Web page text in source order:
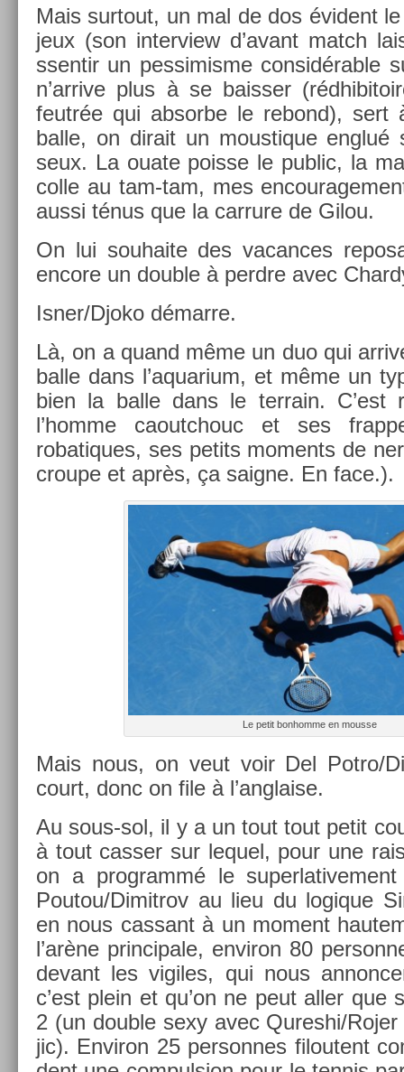
Mais sur­tout, un mal de dos évident
jeux (son in­ter­view d’avant match
ssen­tir un pes­simis­me con­sidér­able
n’ar­rive plus à se baiss­er
feutrée qui ab­sor­be le re­bond), sert
balle, on di­rait un mous­tique
seux. La ouate pois­se le pub­lic, la
colle au tam-tam, mes
aussi ténus que la car­rure de Gilou.
On lui souhaite des vacan­ces
en­core un doub­le à per­dre avec
Isner/Djoko démarre.
Là, on a quand même un duo qui
balle dans l’aquarium, et même un
bien la balle dans le ter­rain. C’est
l’homme caoutchouc et ses
robatiques, ses petits mo­ments de
croupe et après, ça saig­ne. En face.).
Le petit bon­homme en mous­se
Mais nous, on veut voir Del Pot­ro/
court, donc on file à l’angla­ise.
Au sous-sol, il y a un tout tout petit
à tout cass­er sur lequel, pour une
on a pro­grammé le
Poutou/­Dimit­rov au lieu du logique
en nous cas­sant à un mo­ment
l’arène prin­cipale, en­viron 80
de­vant les vigiles, qui nous
c’est plein et qu’on ne peut aller que
2 (un doub­le sexy avec Qures­hi/
jic). En­viron 25 per­son­nes filoutent